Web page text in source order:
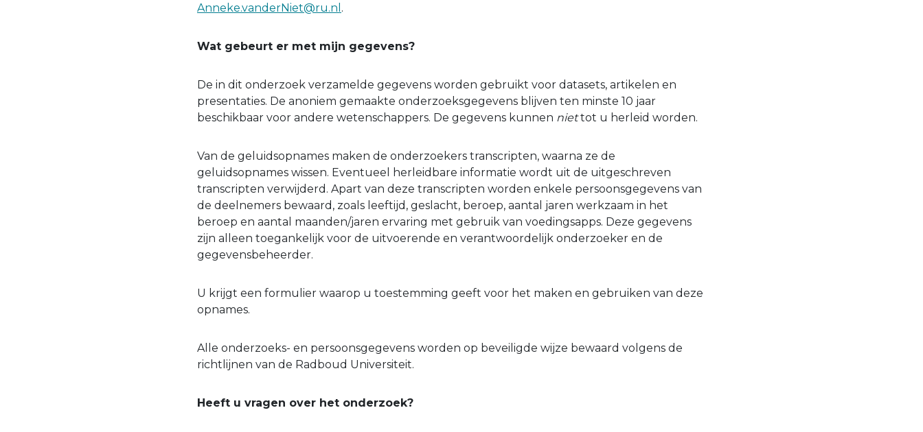
Anneke.vanderNiet@ru.nl .
Wat gebeurt er met mijn gegevens?
De in dit onderzoek verzamelde gegevens worden gebruikt voor datasets, artikelen en
presentaties. De anoniem gemaakte onderzoeksgegevens blijven ten minste 10 jaar
beschikbaar voor andere wetenschappers. De gegevens kunnen niettot u herleid worden.
Van de geluidsopnames maken de onderzoekers transcripten, waarna ze de
geluidsopnames wissen. Eventueel herleidbare informatie wordt uit de uitgeschreven
transcripten verwijderd. Apart van deze transcripten worden enkele persoonsgegevens van
de deelnemers bewaard, zoals leeftijd, geslacht, beroep, aantal jaren werkzaam in het
beroep en aantal maanden/jaren ervaring met gebruik van voedingsapps. Deze gegevens
zijn alleen toegankelijk voor de uitvoerende en verantwoordelijk onderzoeker en de
gegevensbeheerder.
U krijgt een formulier waarop u toestemming geeft voor het maken en gebruiken van deze
opnames.
Alle onderzoeks- en persoonsgegevens worden op beveiligde wijze bewaard volgens de
richtlijnen van de Radboud Universiteit.
Heeft u vragen over het onderzoek?